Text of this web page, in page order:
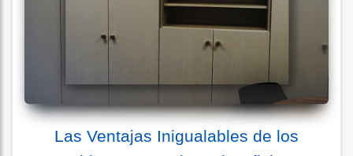
Las Ventajas Inigualables de los